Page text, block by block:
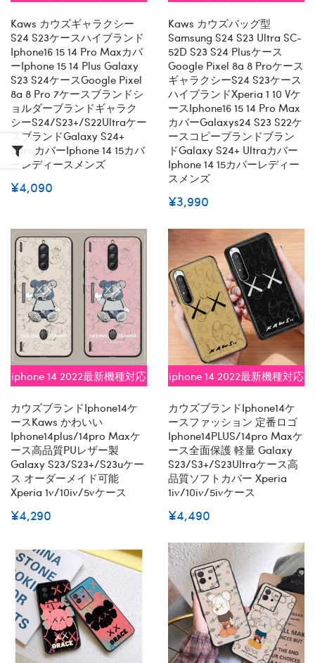
Kaws カウズギャラクシー
S24 S23ケースハイブランド
Iphone16 15 14 Pro Maxカバ
ーiphone 15 14 Plus Galaxy
S23 S24ケースGoogle Pixel
8a 8 Pro 7ケースブランドシ
ョルダーブランドギャラク
シーS24/S23+/S22Ultraケー
スブランドgalaxy S24+
Ultraカバーiphone 14 15カバ
ーレディースメンズ
¥4,090
Kaws カウズバッグ型
Samsung S24 S23 Ultra SC-
52D S23 S24 Plusケース
Google Pixel 8a 8 Proケース
ギャラクシーs24 S23ケース
ハイブランドxperia 1 10 Vケ
ースiphone16 15 14 Pro Max
カバーGalaxys24 S23 S22ケ
ースコピーブランドブラン
ドgalaxy S24+ Ultraカバー
Iphone 14 15カバーレディー
スメンズ
¥3,990
iphone 14 2022最新機種対応
カウズブランドiphone14ケ
ースKaws かわいい
Iphone14plus/14pro Maxケ
ース高品質PUレザー製
Galaxy S23/s23+/s23uケー
ス オーダーメイド可能
Xperia 1v/10iv/5vケース
¥4,290
iphone 14 2022最新機種対応
カウズブランドiphone14ケ
ースファッション 定番ロゴ
Iphone14PLUS/14pro Maxケ
ース全面保護 軽量 Galaxy
S23/S3+/S23Ultraケース高
品質ソフトカバー Xperia
1iv/10iv/5ivケース
¥4,490